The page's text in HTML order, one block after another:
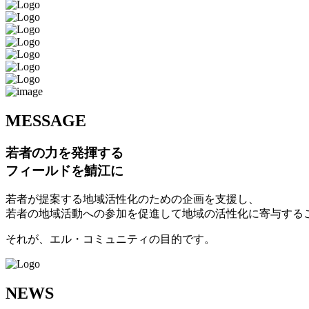
MESSAGE
若者の力を発揮する
フィールドを鯖江に
若者が提案する地域活性化のための企画を支援し、
若者の地域活動への参加を促進して地域の活性化に寄与する
それが、エル・コミュニティの目的です。
NEWS